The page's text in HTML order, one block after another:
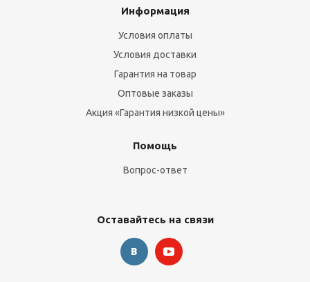
Информация
Условия оплаты
Условия доставки
Гарантия на товар
Оптовые заказы
Акция «Гарантия низкой цены»
Помощь
Вопрос-ответ
Оставайтесь на связи